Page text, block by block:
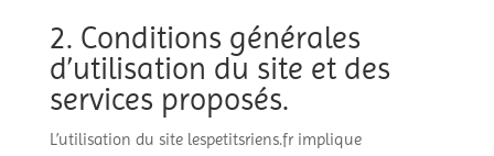
2. Conditions générales
d’utilisation du site et des
services proposés.
L’utilisation du site lespetitsriens.fr implique